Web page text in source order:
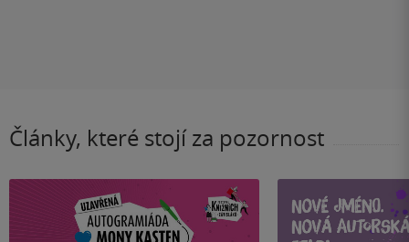
Články, které stojí za pozornost